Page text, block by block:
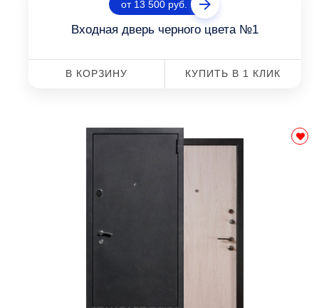
от 13 500 руб.
Входная дверь черного цвета №1
В КОРЗИНУ КУПИТЬ В 1 КЛИК